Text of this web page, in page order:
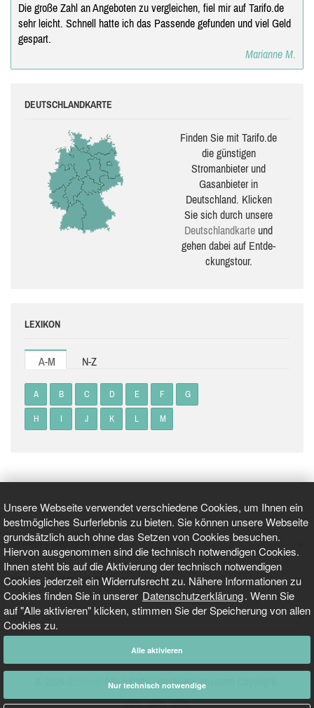
Unsere Webseite verwendet verschiedene Cookies, um Ihnen ein
bestmögliches Surferlebnis zu bieten. Sie können unsere Webseite
grundsätzlich auch ohne das Setzen von Cookies besuchen.
Hiervon ausgenommen sind die technisch notwendigen Cookies.
Ihnen steht bis auf die Aktivierung der technisch notwendigen
Cookies jederzeit ein Widerrufsrecht zu. Nähere Informationen zu
Cookies finden Sie in unserer Datenschutzerklärung. Wenn Sie
auf "Alle aktivieren" klicken, stimmen Sie der Speicherung von allen
Cookies zu.
Alle aktivieren
Nur technisch notwendige
Die große Zahl an Angeboten zu vergleichen, fiel mir auf Tarifo.de
sehr leicht. Schnell hatte ich das Passende gefunden und viel Geld
gespart.
Marianne M.
DEUTSCHLANDKARTE
Finden Sie mit Tarifo.de
die güns­ti­gen
Stromanbieter und
Gasanbieter in
Deutschland. Klicken
Sie sich durch unsere
Deutsch­land­karte und
gehen dabei auf Ent­de­
ckungs­tour.
LEXIKON
A-M N-Z
A B C D E F G
H I J K L M
GEPRÜFT UND ZERTIFIZIERT
AKTUELLE NACHRICHTEN
TARIFO.DE
Alle Inhalte unterliegen unserem Copyright.